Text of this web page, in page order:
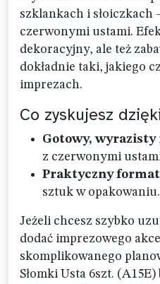
szklankach i słoiczkach
czerwonymi ustami.
dekoracyjny, ale też
dokładnie taki, jakiego
imprezach.
Co zyskujesz
Gotowy, wyrazisty
z czerwonymi
Praktyczny format
sztuk w opakowaniu.
Jeżeli chcesz szybko
dodać imprezowego
skomplikowanego
Słomki Usta 6szt.